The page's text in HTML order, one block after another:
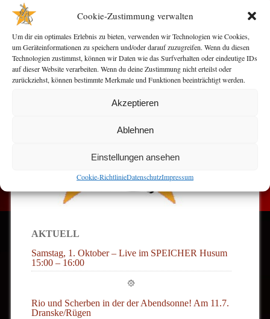
Cookie-Zustimmung verwalten
Um dir ein optimales Erlebnis zu bieten, verwenden wir Technologien wie Cookies,
um Geräteinformationen zu speichern und/oder darauf zuzugreifen. Wenn du diesen
Technologien zustimmst, können wir Daten wie das Surfverhalten oder eindeutige IDs
auf dieser Website verarbeiten. Wenn du deine Zustimmung nicht erteilst oder
zurückziehst, können bestimmte Merkmale und Funktionen beeinträchtigt werden.
Akzeptieren
Ablehnen
Einstellungen ansehen
Cookie-RichtlinieDatenschutzImpressum
AKTUELL
Samstag, 1. Oktober – Live im SPEICHER Husum
15:00 – 16:00
Rio und Scherben in der der Abendsonne! Am 11.7.
Dranske/Rügen